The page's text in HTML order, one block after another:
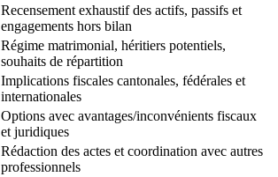
Recensement exhaustif des actifs, passifs et
engagements hors bilan
Régime matrimonial, héritiers potentiels,
souhaits de répartition
Implications fiscales cantonales, fédérales et
internationales
Options avec avantages/inconvénients fiscaux
et juridiques
Rédaction des actes et coordination avec autres
professionnels